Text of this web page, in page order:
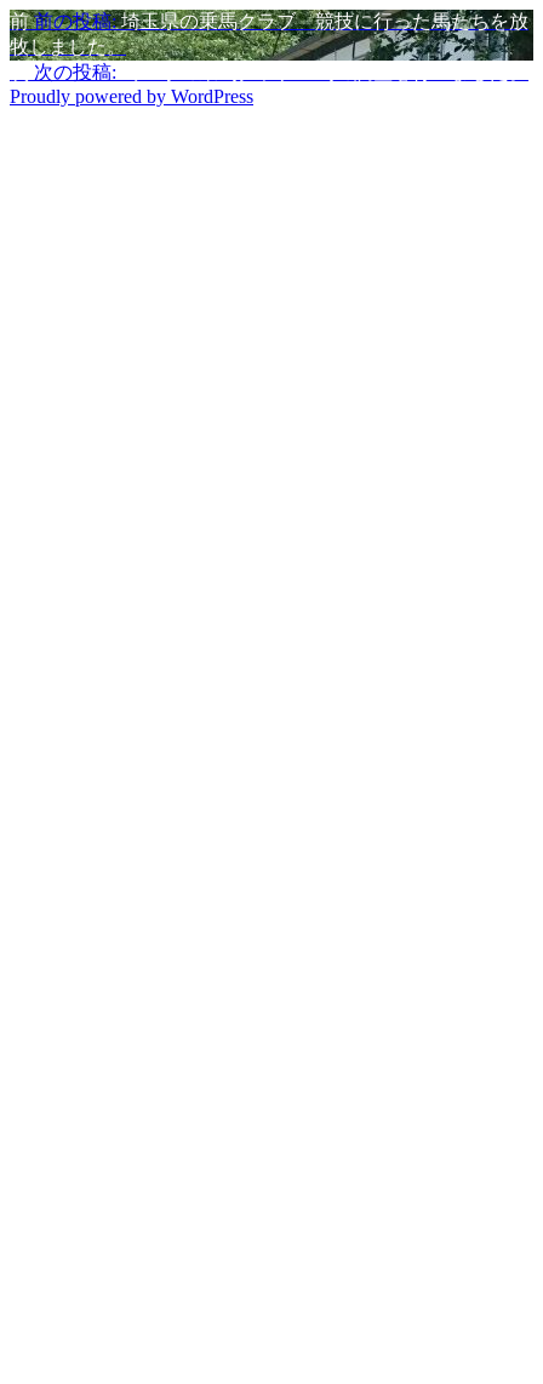
前 前の投稿: 埼玉県の乗馬クラブ 競技に行った馬たちを放
牧しました。
次の投稿:
Proudly powered by WordPress